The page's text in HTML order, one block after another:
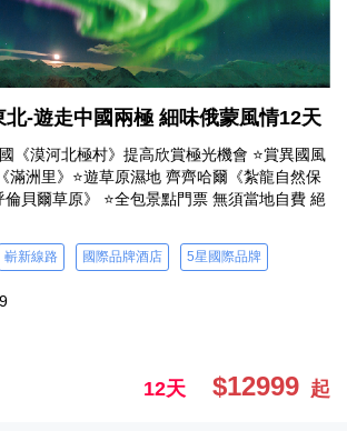
-遊走中國兩極 細味俄蒙風情12天
《漠河北極村》提高欣賞極光機會 ⭐賞異國風
滿洲里》⭐遊草原濕地 齊齊哈爾《紮龍自然保
貝爾草原》 ⭐全包景點門票 無須當地自費 絕
嶄新線路 國際品牌酒店 5星國際品牌
12天 $12999 起